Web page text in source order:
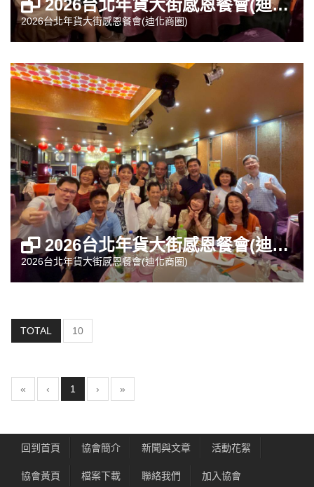
2026台北年貨大街感恩餐會(迪化商圈)
2026台北年貨大街感恩餐會(迪化商圈)
2026台北年貨大街感恩餐會(迪化商圈)
2026台北年貨大街感恩餐會(迪化商圈)
TOTAL 10
« ‹ 1 (current)
› »
回到首頁 協會簡介 新聞與文章 活動花絮
協會黃頁 檔案下載 聯絡我們 加入協會